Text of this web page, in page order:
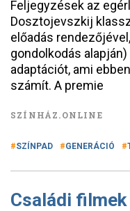
Feljegyzések az
Dosztojevszkij
előadás
gondolkodás
adaptációt, ami
számít. A premie
SZÍNHÁZ.ONLINE
SZÍNPAD GENERÁCIÓ
Családi